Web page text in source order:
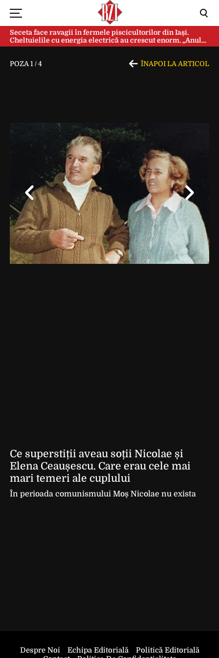
Seceta face ravagii în fermele piscicultorilor din Iași.
Cheltuielile cu energia electrică au crescut enorm. „Anul
acesta e mai grav din cauza temperaturilor foarte mari”
POZA 1 /4 ÎNAPOI LA ARTICOL
Ce superstiții aveau soții Nicolae și
Elena Ceaușescu. Care erau cele mai
mari temeri ale cuplului
În perioada comunismului Moș Nicolae nu exista
Despre Noi Echipa Editorială
Politică Editorială